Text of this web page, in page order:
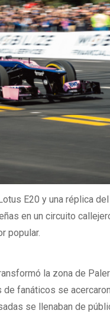
E20 y una réplica
en un circuito
popular.
la zona de
fanáticos se
se llenaban de